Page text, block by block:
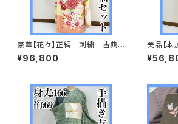
豪華【花々】正絹 刺繍 古典
柄 振袖セット s703
¥96,800
美品【
紬 訪問